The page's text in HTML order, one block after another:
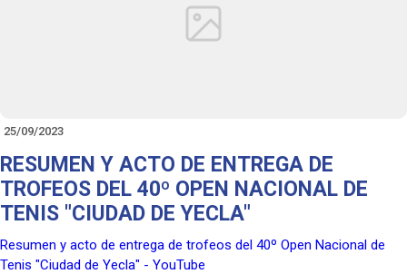
Mas info e inscripciones por WHATSAPP 650 33 45 62. MOLI.
¡Nos vemos en el gimnasio!
Atentamente, 💪📱
25/09/2023
RESUMEN Y ACTO DE ENTREGA DE
TROFEOS DEL 40º OPEN NACIONAL DE
TENIS "CIUDAD DE YECLA"
Resumen y acto de entrega de trofeos del 40º Open Nacional de
Tenis "Ciudad de Yecla" - YouTube